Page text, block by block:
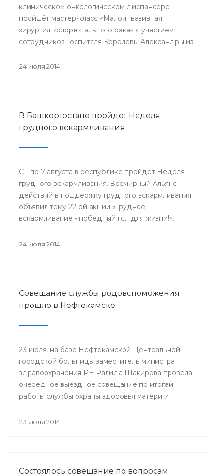
клиническом онкологическом диспансере
пройдёт мастер-класс «Малоинвазивная
хирургия колоректального рака» с участием
сотрудников Госпиталя Королевы Александры из
24 июля 2014
В Башкортостане пройдет Неделя
грудного вскармливания
С 1 по 7 августа в республике пройдет Неделя
грудного вскармливания. Всемирный Альянс
действий в поддержку грудного вскармливания
объявил тему 22-ой акции «Грудное
вскармливание - победный гол для жизни!»,
мира по футболу.
24 июля 2014
Совещание службы родовспоможения
прошло в Нефтекамске
23 июля, на базе Нефтекамской Центральной
городской больницы заместитель министра
здравоохранения РБ Ралида Шакирова провела
очередное выездное совещание по итогам
работы службы охраны здоровья матери и
организациями, курируемыми отделом
23 июля 2014
Состоялось совещание по вопросам